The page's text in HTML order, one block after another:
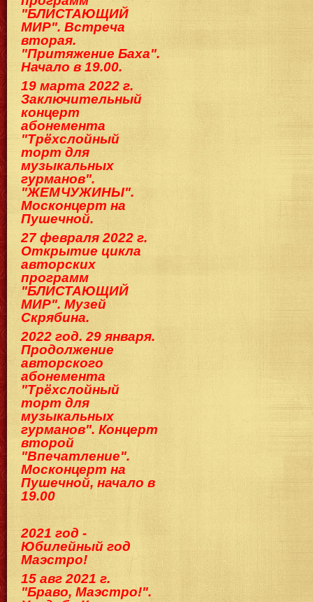
"БЛИСТАЮЩИЙ
МИР". Встреча
вторая.
"Притяжение Баха".
Начало в 19.00.
19 марта 2022 г.
Заключительный
концерт
абонемента
"Трёхслойный
торт для
музыкальных
гурманов".
"ЖЕМЧУЖИНЫ".
Москонцерт на
Пушечной.
27 февраля 2022 г.
Открытие цикла
авторских
программ
"БЛИСТАЮЩИЙ
МИР". Музей
Скрябина.
2022 год. 29 января.
Продолжение
авторского
абонемента
"Трёхслойный
торт для
музыкальных
гурманов". Концерт
второй
"Впечатление".
Москонцерт на
Пушечной, начало в
19.00
2021 год -
Юбилейный год
Маэстро!
15 авг 2021 г.
"Браво, Маэстро!".